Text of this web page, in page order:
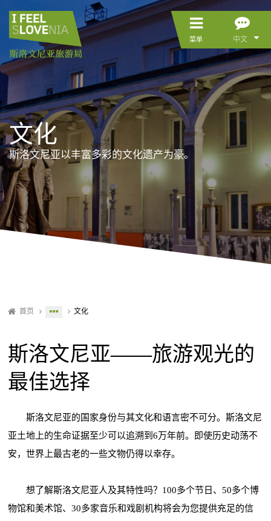
菜单 中文
文化
斯洛文尼亚以丰富多彩的文化遗产为豪。
首页 文化
斯洛文尼亚——旅游观光的
最佳选择
斯洛文尼亚的国家身份与其文化和语言密不可分。斯洛文尼
亚土地上的生命证据至少可以追溯到6万年前。即使历史动荡不
安，世界上最古老的一些文物仍得以幸存。
想了解斯洛文尼亚人及其特性吗？100多个节日、50多个博
物馆和美术馆、30多家音乐和戏剧机构将会为您提供充足的信